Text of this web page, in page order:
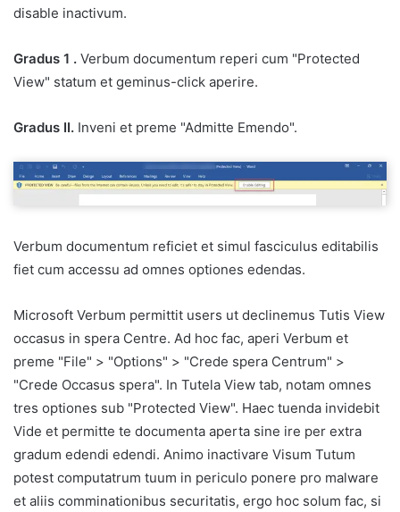
disable inactivum.
Gradus 1 . Verbum documentum reperi cum "Protected
View" statum et geminus-click aperire.
Gradus II. Inveni et preme "Admitte Emendo".
Verbum documentum reficiet et simul fasciculus editabilis
fiet cum accessu ad omnes optiones edendas.
Microsoft Verbum permittit users ut declinemus Tutis View
occasus in spera Centre. Ad hoc fac, aperi Verbum et
preme "File" > "Options" > "Crede spera Centrum" >
"Crede Occasus spera". In Tutela View tab, notam omnes
tres optiones sub "Protected View". Haec tuenda invidebit
Vide et permitte te documenta aperta sine ire per extra
gradum edendi edendi. Animo inactivare Visum Tutum
potest computatrum tuum in periculo ponere pro malware
et aliis comminationibus securitatis, ergo hoc solum fac, si